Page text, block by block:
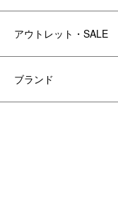
アウトレット・SALE
ブランド